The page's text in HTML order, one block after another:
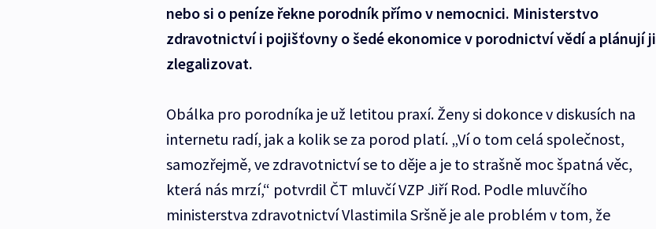
nebo si o peníze řekne porodník přímo v nemocnici. Ministerstvo
zdravotnictví i pojišťovny o šedé ekonomice v porodnictví vědí a plánují ji
zlegalizovat.
Obálka pro porodníka je už letitou praxí. Ženy si dokonce v diskusích na
internetu radí, jak a kolik se za porod platí. „Ví o tom celá společnost,
samozřejmě, ve zdravotnictví se to děje a je to strašně moc špatná věc,
která nás mrzí,“ potvrdil ČT mluvčí VZP Jiří Rod. Podle mluvčího
ministerstva zdravotnictví Vlastimila Sršně je ale problém v tom, že